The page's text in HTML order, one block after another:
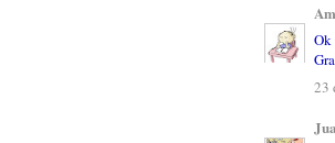
Ok
23